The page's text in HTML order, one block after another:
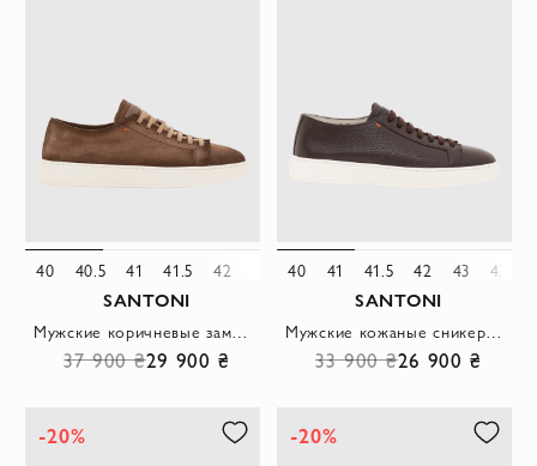
40 40.5 41 41.5 42 44 45
SANTONI
37 900 ₴29 900 ₴
40 41 41.5 42 43 43.5
SANTONI
33 900 ₴26 900 ₴
-20% -20%